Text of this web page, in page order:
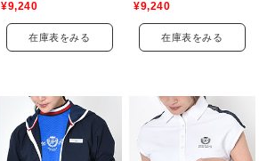
¥9,240
在庫表をみる
¥9,240
在庫表をみる